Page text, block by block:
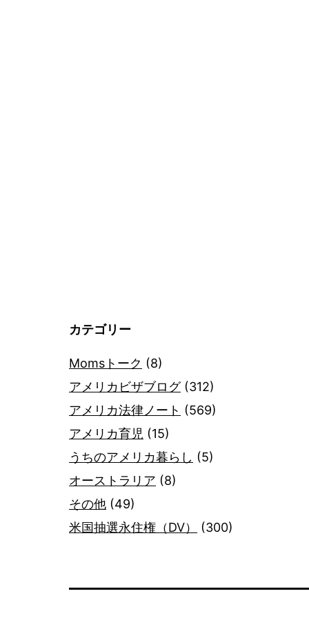
カテゴリー
Momsトーク (8)
アメリカビザブログ(312)
アメリカ法律ノート (569)
アメリカ育児 (15)
うちのアメリカ暮らし (5)
オーストラリア (8)
その他 (49)
米国抽選永住権（DV）
(300)